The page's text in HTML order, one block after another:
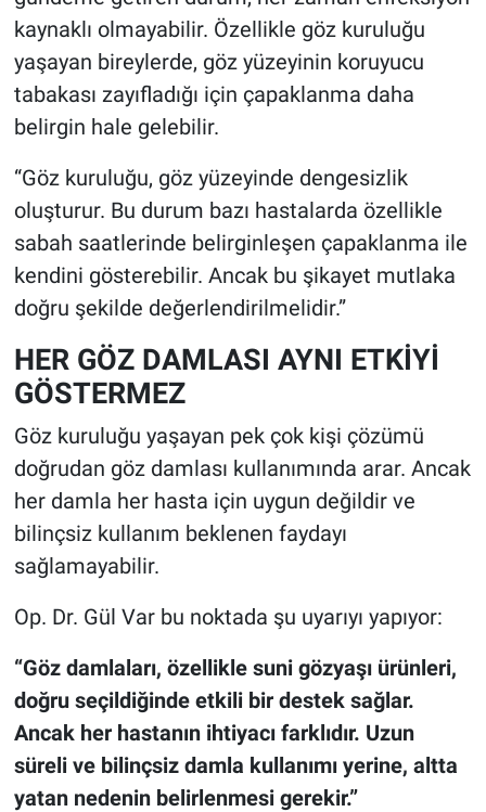
kaynaklı olmayabilir. Özellikle göz kuruluğu
yaşayan bireylerde, göz yüzeyinin koruyucu
tabakası zayıfladığı için çapaklanma daha
belirgin hale gelebilir.
“Göz kuruluğu, göz yüzeyinde dengesizlik
oluşturur. Bu durum bazı hastalarda özellikle
sabah saatlerinde belirginleşen çapaklanma ile
kendini gösterebilir. Ancak bu şikayet mutlaka
doğru şekilde değerlendirilmelidir.”
HER GÖZ DAMLASI AYNI ETKİYİ
GÖSTERMEZ
Göz kuruluğu yaşayan pek çok kişi çözümü
doğrudan göz damlası kullanımında arar. Ancak
her damla her hasta için uygun değildir ve
bilinçsiz kullanım beklenen faydayı
sağlamayabilir.
Op. Dr. Gül Var bu noktada şu uyarıyı yapıyor:
“Göz damlaları, özellikle suni gözyaşı ürünleri,
doğru seçildiğinde etkili bir destek sağlar.
Ancak her hastanın ihtiyacı farklıdır. Uzun
süreli ve bilinçsiz damla kullanımı yerine, altta
yatan nedenin belirlenmesi gerekir.”